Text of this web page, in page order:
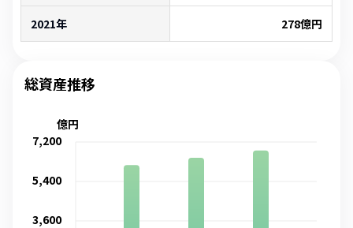
2021年 278億円
総資産推移
3,600
5,400
7,200
億円